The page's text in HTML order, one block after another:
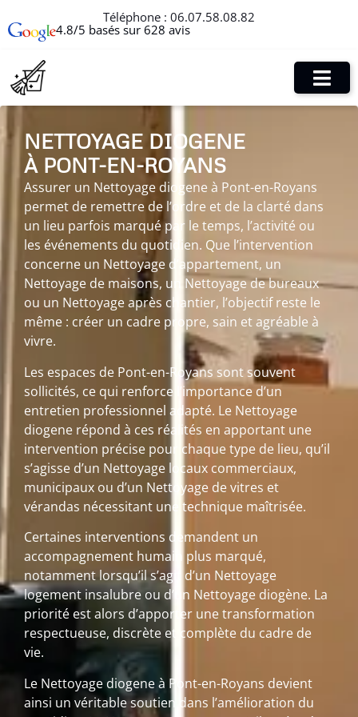
Téléphone : 06.07.58.08.82
4.8/5 basés sur 628 avis
NETTOYAGE DIOGENE
À PONT-EN-ROYANS
Assurer un Nettoyage diogene à Pont-en-Royans
permet de remettre de l’ordre et de la clarté dans
un lieu parfois marqué par le temps, l’activité ou
les événements du quotidien. Que l’intervention
concerne un Nettoyage d’appartement, un
Nettoyage de maisons, un Nettoyage de bureaux
ou un Nettoyage après chantier, l’objectif reste le
même : créer un cadre propre, sain et agréable à
vivre.
Les espaces de Pont-en-Royans sont souvent
sollicités, ce qui renforce l’importance d’un
entretien professionnel adapté. Le Nettoyage
diogene répond à ces réalités en apportant une
intervention précise pour chaque type de lieu, qu’il
s’agisse d’un Nettoyage locaux commerciaux,
municipaux ou d’un Nettoyage de vitres et
vérandas nécessitant une technique maîtrisée.
Certaines interventions demandent un
accompagnement humain plus marqué,
notamment lorsqu’il s’agit d’un Nettoyage
logement insalubre ou d’un Nettoyage diogène. La
priorité est alors d’apporter une transformation
respectueuse, discrète et complète du cadre de
vie.
Le Nettoyage diogene à Pont-en-Royans devient
ainsi un véritable soutien dans l’amélioration du